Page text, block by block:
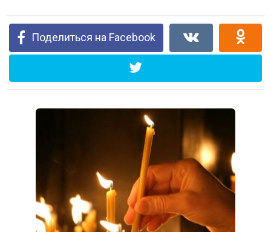
Поделиться на Facebook